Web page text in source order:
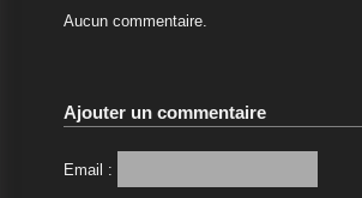
Aucun commentaire.
Ajouter un commentaire
Email :